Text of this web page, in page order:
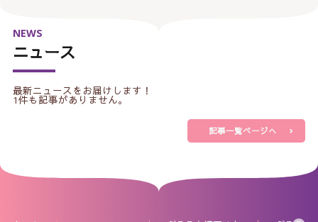
ニュース
NEWS
最新ニュースをお届けします！
1件も記事がありません。
記事一覧ページへ